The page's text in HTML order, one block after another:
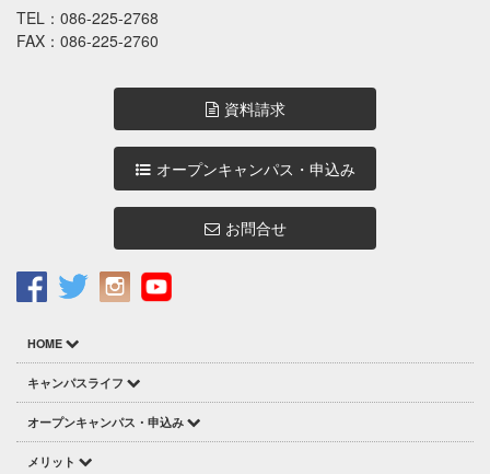
TEL： 086-225-2768
FAX：086-225-2760
資料請求
オープンキャンパス・申込み
お問合せ
HOME
キャンパスライフ
オープンキャンパス・申込み
メリット